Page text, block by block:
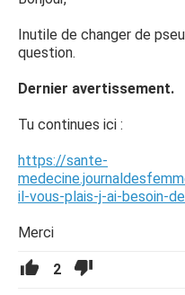
Inutile de changer de
question.
Dernier avertissement.
Tu continues ici :
https://sante-
il-vous-plais-j-ai-besoin-
Merci
2